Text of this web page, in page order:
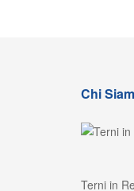
Chi
Terni in